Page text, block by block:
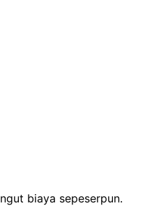
biaya sepeserpun.